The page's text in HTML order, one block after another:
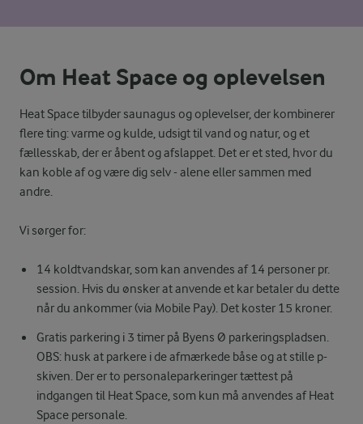
Om Heat Space og oplevelsen
Heat Space tilbyder saunagus og oplevelser, der kombinerer
flere ting: varme og kulde, udsigt til vand og natur, og et
fællesskab, der er åbent og afslappet. Det er et sted, hvor du
kan koble af og være dig selv - alene eller sammen med
andre.
Vi sørger for:
14 koldtvandskar, som kan anvendes af 14 personer pr.
session. Hvis du ønsker at anvende et kar betaler du dette
når du ankommer (via Mobile Pay). Det koster 15 kroner.
Gratis parkering i 3 timer på Byens Ø parkeringspladsen.
OBS: husk at parkere i de afmærkede båse og at stille p-
skiven. Der er to personaleparkeringer tættest på
indgangen til Heat Space, som kun må anvendes af Heat
Space personale.